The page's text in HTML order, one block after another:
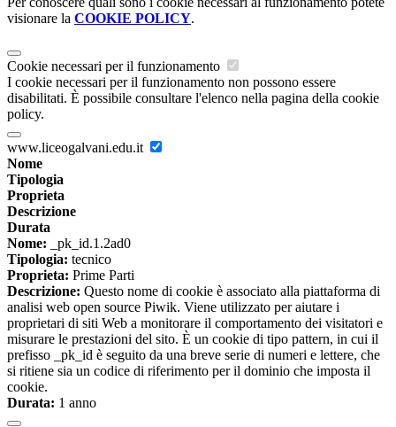
visionare la COOKIE POLICY.
Cookie necessari per il funzionamento
I cookie necessari per il funzionamento non possono essere
disabilitati. È possibile consultare l'elenco nella pagina della cookie
policy.
www.liceogalvani.edu.it
Nome
Tipologia
Proprieta
Descrizione
Durata
Nome: _pk_id.1.2ad0
Tipologia: tecnico
Proprieta: Prime Parti
Descrizione: Questo nome di cookie è associato alla piattaforma di
analisi web open source Piwik. Viene utilizzato per aiutare i
proprietari di siti Web a monitorare il comportamento dei visitatori e
misurare le prestazioni del sito. È un cookie di tipo pattern, in cui il
prefisso _pk_id è seguito da una breve serie di numeri e lettere, che
si ritiene sia un codice di riferimento per il dominio che imposta il
cookie.
Durata: 1 anno